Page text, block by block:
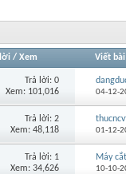
/ Xem Viết
Trả lời: 0
Xem: 101,016
04-12-
Trả lời: 2
Xem: 48,118
01-12-
Trả lời: 1
Xem: 34,626
Máy
10-10-